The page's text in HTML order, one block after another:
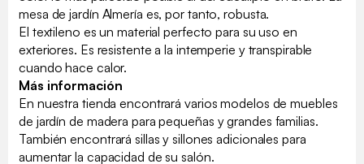
mesa de jardín Almería es, por tanto, robusta.
El textileno es un material perfecto para su uso en
exteriores. Es resistente a la intemperie y transpirable
cuando hace calor.
Más información
En nuestra tienda encontrará varios modelos de muebles
de jardín de madera para pequeñas y grandes familias.
También encontrará sillas y sillones adicionales para
aumentar la capacidad de su salón.